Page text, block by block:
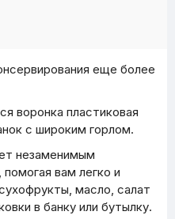
еще более
воронка пластиковая
с широким горлом.
незаменимым
вам легко и
масло, салат
в банку или бутылку.